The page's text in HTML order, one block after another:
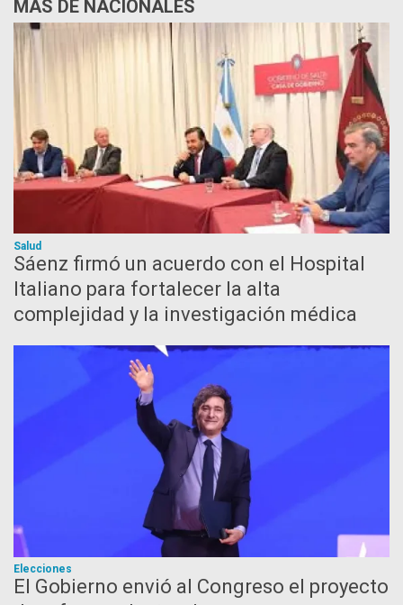
MÁS DE NACIONALES
Salud
Sáenz firmó un acuerdo con el Hospital
Italiano para fortalecer la alta
complejidad y la investigación médica
Elecciones
El Gobierno envió al Congreso el proyecto